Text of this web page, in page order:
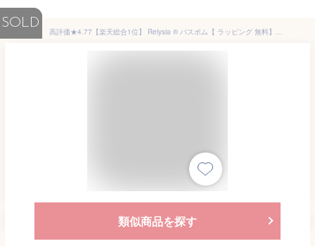
SOLD
高評価★4.77【楽天総合1位】 Relysia ® バスボム【 ラッピング 無料】【365日あす楽】【国内検査実施済み】 公式 レリシア 〈入浴剤〉【 ギフト で選ばれています】 プレゼント 入浴剤 bm1 女性 彼女 妻 誕生日 誕生日プレゼント 20代 30代【 インスタグラム で話題】
類似商品を探す